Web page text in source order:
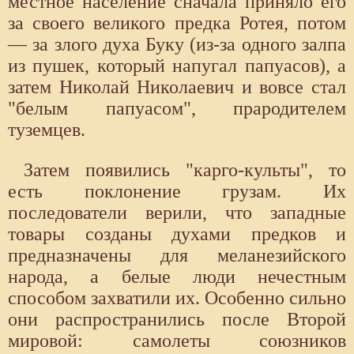
за своего великого предка Ротея, потом
— за злого духа Буку (из-за одного залпа
из пушек, который напугал папуасов), а
затем Николай Николаевич и вовсе стал
"белым папуасом", прародителем
туземцев.
Затем появились "карго-культы", то
есть поклонение грузам. Их
последователи верили, что западные
товары созданы духами предков и
предназначены для меланезийского
народа, а белые люди нечестным
способом захватили их. Особенно сильно
они распространились после Второй
мировой: самолеты союзников